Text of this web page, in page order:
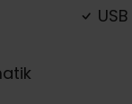
USB